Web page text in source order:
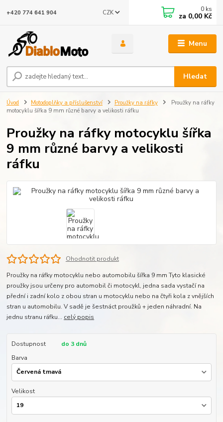
Menu
CZK
Hledat
+420 774 641 904 0 ks
za 0,00 Kč
Úvod Motodoplňky a příslušenství Proužky na ráfky
Proužky na ráfky
motocyklu šířka 9 mm různé barvy a velikosti ráfku
Proužky na ráfky motocyklu šířka
9 mm různé barvy a velikosti
ráfku
Ohodnotit produkt
Proužky na ráfky motocyklu nebo automobilu šířka 9 mm Tyto klasické
proužky jsou určeny pro automobil či motocykl, jedna sada vystačí na
přední i zadní kolo z obou stran u motocyklu nebo na čtyři kola z vnějších
stran u automobilu. V sadě je šestnáct proužků + jeden náhradní. Na
jednu stranu ráfku... celý popis
Dostupnost
do 3 dnů
Barva
Velikost